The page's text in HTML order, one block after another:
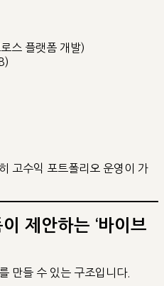
스 플랫폼 개발)
고수익 포트폴리오 운영이 가
제안하는 ‘바이브
만들 수 있는 구조입니다.